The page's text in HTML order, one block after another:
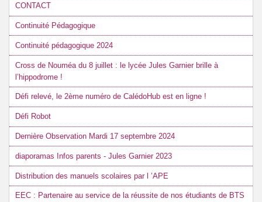
CONTACT
Continuité Pédagogique
Continuité pédagogique 2024
Cross de Nouméa du 8 juillet : le lycée Jules Garnier brille à
l’hippodrome !
Défi relevé, le 2ème numéro de CalédoHub est en ligne !
Défi Robot
Dernière Observation Mardi 17 septembre 2024
diaporamas Infos parents - Jules Garnier 2023
Distribution des manuels scolaires par l ’APE
EEC : Partenaire au service de la réussite de nos étudiants de BTS